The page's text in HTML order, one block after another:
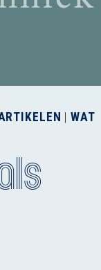
WAT